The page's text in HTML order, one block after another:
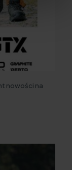
nowości na